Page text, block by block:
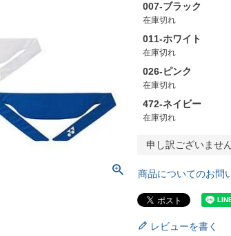
007-ブラック
在庫切れ
011-ホワイト
在庫切れ
026-ピンク
在庫切れ
472-ネイビー
在庫切れ
申し訳ございませ
商品についてのお問
レビューを書く